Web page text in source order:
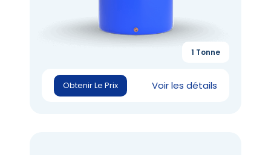
Obtenir Le Prix Voir les détails
1 Tonne